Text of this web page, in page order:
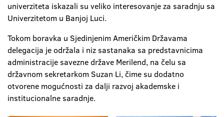
univerziteta iskazali su veliko interesovanje za saradnju sa
Univerzitetom u Banjoj Luci.
Tokom boravka u Sjedinjenim Američkim Državama
delegacija je održala i niz sastanaka sa predstavnicima
administracije savezne države Merilend, na čelu sa
državnom sekretarkom Suzan Li, čime su dodatno
otvorene mogućnosti za dalji razvoj akademske i
institucionalne saradnje.